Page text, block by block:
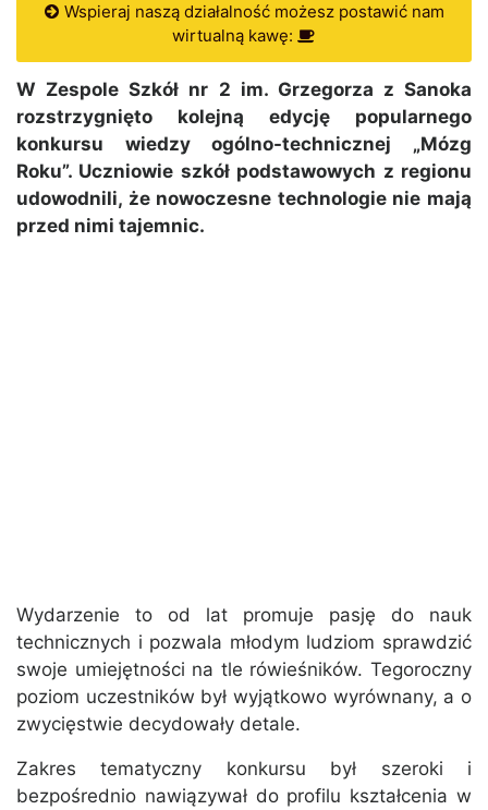
Wspieraj naszą działalność możesz postawić nam
wirtualną kawę:
W Zespole Szkół nr 2 im. Grzegorza z Sanoka
rozstrzygnięto kolejną edycję popularnego
konkursu wiedzy ogólno-technicznej „Mózg
Roku”. Uczniowie szkół podstawowych z regionu
udowodnili, że nowoczesne technologie nie mają
przed nimi tajemnic.
Wydarzenie to od lat promuje pasję do nauk
technicznych i pozwala młodym ludziom sprawdzić
swoje umiejętności na tle rówieśników. Tegoroczny
poziom uczestników był wyjątkowo wyrównany, a o
zwycięstwie decydowały detale.
Zakres tematyczny konkursu był szeroki i
bezpośrednio nawiązywał do profilu kształcenia w